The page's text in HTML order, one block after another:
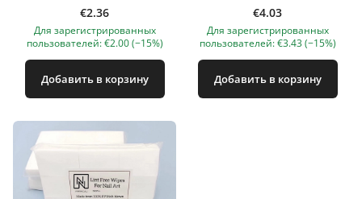
€2.36
Для зарегистрированных
пользователей: €2.00 (−15%)
Добавить в корзину
€4.03
Для зарегистрированных
пользователей: €3.43 (−15%)
Добавить в корзину